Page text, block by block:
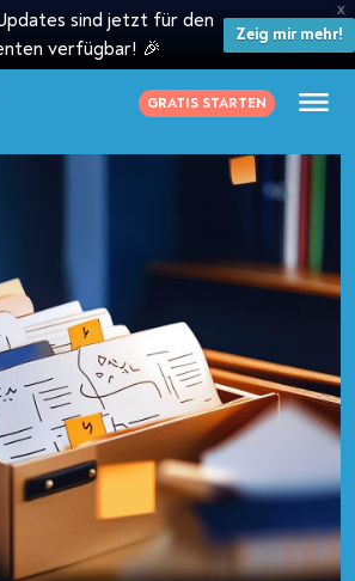
X
sind jetzt für den
verfügbar! 🎉
Zeig mir mehr!
GRATIS STARTEN